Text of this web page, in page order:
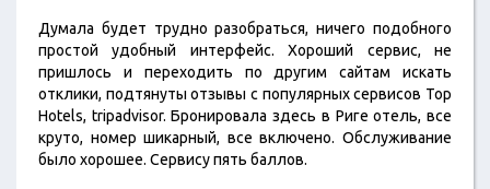
Думала будет трудно разобраться, ничего подобного
простой удобный интерфейс. Хороший сервис, не
пришлось и переходить по другим сайтам искать
отклики, подтянуты отзывы с популярных сервисов Top
Hotels, tripadvisor. Бронировала здесь в Риге отель, все
круто, номер шикарный, все включено. Обслуживание
было хорошее. Сервису пять баллов.